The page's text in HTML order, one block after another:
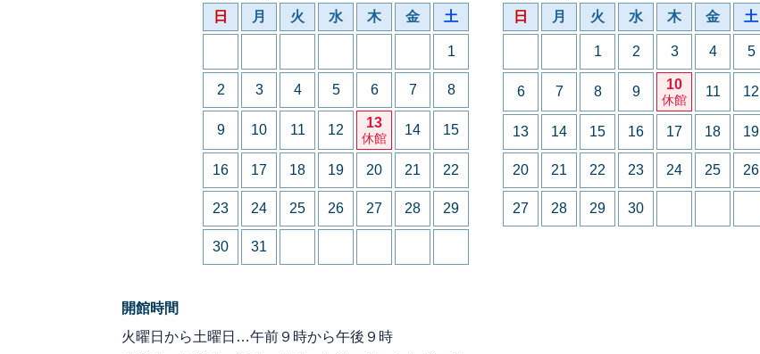
日 月 火 水 木 金 土
1
2 3 4 5 6 7 8
9 10 11 12 13
休館
14 15
16 17 18 19 20 21 22
23 24 25 26 27 28 29
30 31
日 月 火 水 木 金 土
1 2 3 4 5
6 7 8 9 10
休館
11 12
13 14 15 16 17 18 19
20 21 22 23 24 25 26
27 28 29 30
開館時間
火曜日から土曜日…午前９時から午後９時